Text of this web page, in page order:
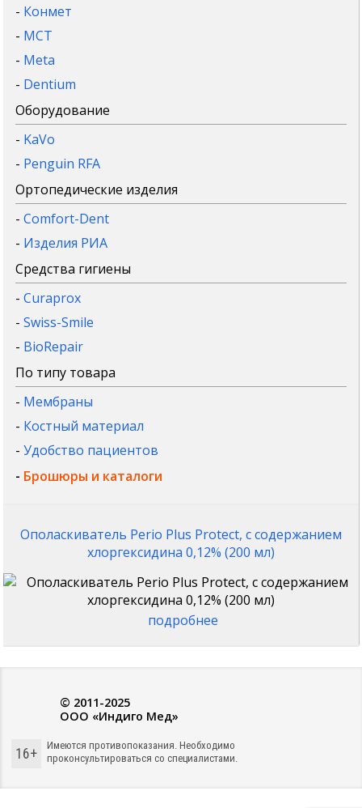
- Конмет
- MCT
- Meta
- Dentium
Оборудование
- KaVo
- Penguin RFA
Ортопедические изделия
-Comfort-Dent
- Изделия РИА
Средства гигиены
-Curaprox
-Swiss-Smile
- BioRepair
По типу товара
- Мембраны
- Костный материал
-Удобство пациентов
- Брошюры и каталоги
Ополаскиватель Perio Plus Protect, с содержанием
хлоргексидина 0,12% (200 мл)
подробнее
© 2011-2025
ООО «Индиго Мед»
16+
Имеются противопоказания. Необходимо
проконсультироваться со специалистами.